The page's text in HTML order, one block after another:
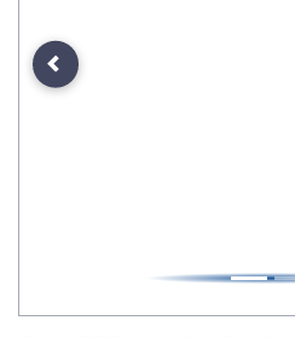
Previous